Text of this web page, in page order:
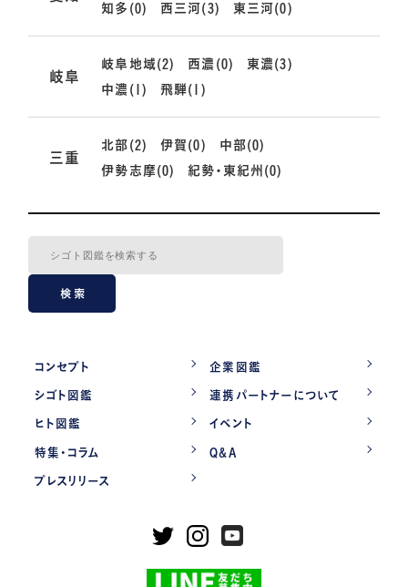
知多(0)
西三河(3) 東三河(0)
岐阜
岐阜地域(2) 西濃(0)
東濃(3)
中濃(1)
飛騨(1)
三重
北部(2) 伊賀(0)
中部(0)
伊勢志摩(0)
紀勢・東紀州(0)
検索
コンセプト 企業図鑑
シゴト図鑑 連携パートナーについて
ヒト図鑑 イベント
特集・コラム Q&A
プレスリリース